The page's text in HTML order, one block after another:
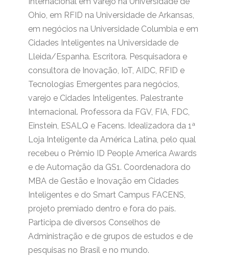
Ohio, em RFID na Universidade de Arkansas,
em negócios na Universidade Columbia e em
Cidades Inteligentes na Universidade de
Lleida/Espanha. Escritora. Pesquisadora e
consultora de Inovação, IoT, AIDC, RFID e
Tecnologias Emergentes para negócios,
varejo e Cidades Inteligentes. Palestrante
Internacional. Professora da FGV, FIA, FDC,
Einstein, ESALQ e Facens. Idealizadora da 1ª
Loja Inteligente da América Latina, pelo qual
recebeu o Prêmio ID People America Awards
e de Automação da GS1. Coordenadora do
MBA de Gestão e Inovação em Cidades
Inteligentes e do Smart Campus FACENS,
projeto premiado dentro e fora do país.
Participa de diversos Conselhos de
Administração e de grupos de estudos e de
pesquisas no Brasil e no mundo.